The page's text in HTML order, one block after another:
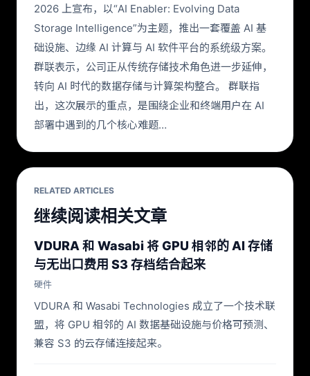
2026 上宣布，以“AI Enabler: Evolving Data
Storage Intelligence”为主题，推出一套覆盖 AI 基
础设施、边缘 AI 计算与 AI 软件平台的系统级方案。
群联表示，公司正从传统存储技术角色进一步延伸，
转向 AI 时代的数据存储与计算架构整合。 群联指
出，这次展示的重点，是围绕企业和终端用户在 AI
部署中遇到的几个核心难题…
RELATED ARTICLES
继续阅读相关文章
VDURA 和 Wasabi 将 GPU 相邻的 AI 存储
与无出口费用 S3 存档结合起来
硬件
VDURA 和 Wasabi Technologies 成立了一个技术联
盟，将 GPU 相邻的 AI 数据基础设施与价格可预测、
兼容 S3 的云存储连接起来。